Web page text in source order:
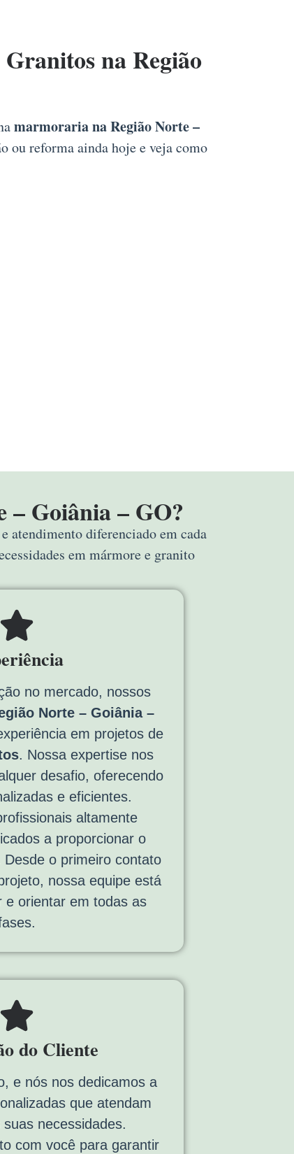
na Região
marmoraria na Região Norte –
ou reforma ainda hoje e veja como
– Goiânia – GO?
atendimento diferenciado em cada
em mármore e granito
no mercado, nossos
Norte – Goiânia –
em projetos de
. Nossa expertise nos
desafio, oferecendo
e eficientes.
altamente
a proporcionar o
o primeiro contato
nossa equipe está
e orientar em todas as
do Cliente
e nós nos dedicamos a
que atendam
necessidades.
com você para garantir